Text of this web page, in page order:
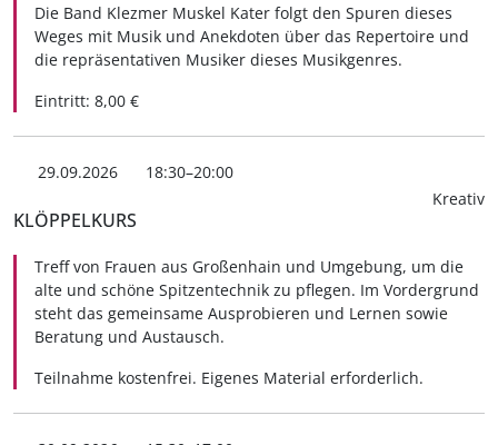
Die Band Klezmer Muskel Kater folgt den Spuren dieses
Weges mit Musik und Anekdoten über das Repertoire und
die repräsentativen Musiker dieses Musikgenres.
Eintritt: 8,00 €
29.09.2026
18:30–20:00
Kreativ
KLÖPPELKURS
Treff von Frauen aus Großenhain und Umgebung, um die
alte und schöne Spitzentechnik zu pflegen. Im Vordergrund
steht das gemeinsame Ausprobieren und Lernen sowie
Beratung und Austausch.
Teilnahme kostenfrei. Eigenes Material erforderlich.